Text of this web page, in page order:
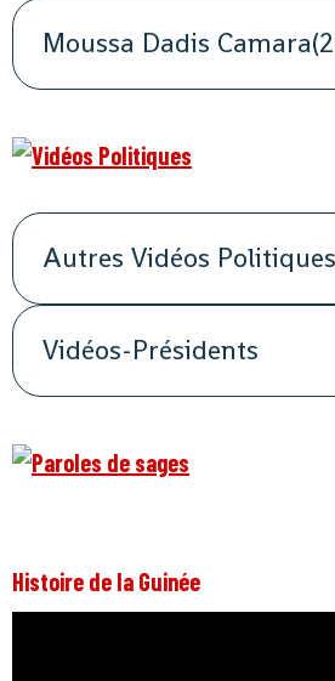
Moussa Dadis
Autres Vidéos Politiques
Vidéos-Présidents
Histoire de la Guinée